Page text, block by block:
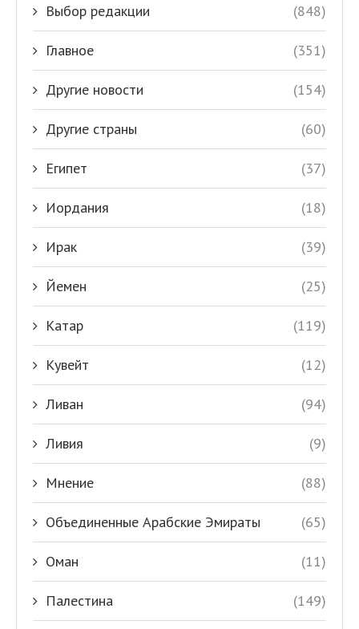
Выбор редакции (848)
Главное (351)
Другие новости (154)
Другие страны (60)
Египет (37)
Иордания (18)
Ирак (39)
Йемен (25)
Катар (119)
Кувейт (12)
Ливан (94)
Ливия (9)
Мнение (88)
Объединенные Арабские Эмираты (65)
Оман (11)
Палестина (149)